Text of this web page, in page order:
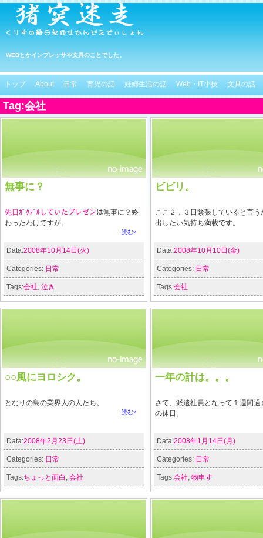
WEBとかインプレッサや文具のことでした。
トップ About 日常 育児の話 妊婦生活の話 Web・IT小技 文具の話
Tag:会社
無事に？
先日ｶﾞｸﾌﾞﾙしていたプレゼンは無事に？終
わったわけですが。
読む»
Data:2008年10月14日(火)
Categories: 日常
Tags:会社, 泣き
ビビリ。
ここ２，３日緊張していると言う
出したい気持ち満載です。
Data:2008年10月10日(金)
Categories: 日常
Tags:会社
○○風にヨロシク。
となりの島の業界人の人たち。
読む»
Data:2008年2月23日(土)
Categories: 日常
Tags:ちょっと面白 , 会社
一年の計は。。。
さて、派遣社員となって１週間過
の休日。
Data:2008年1月14日(月)
Categories: 日常
Tags:会社, 物申す